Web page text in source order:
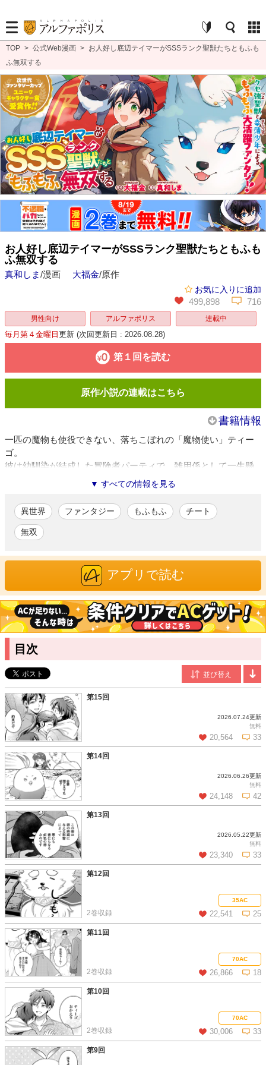
TOP > 公式Web漫画 > お人好し底辺テイマーがSSSランク聖獣たちともふも
ふ無双する
お人好し底辺テイマーがSSSランク聖獣たちともふも
ふ無双する
真和しま/漫画 大福金/原作
お気に入りに追加
499,898 716
男性向け アルファポリス 連載中
毎月第４金曜日更新 (次回更新日 : 2026.08.28)
第１回を読む
原作小説の連載はこちら
書籍情報
一匹の魔物も使役できない、落ちこぼれの「魔物使い」ティー
ゴ。
彼は幼馴染が結成した冒険者パーティで、雑用係として一生懸
ところが、ダンジョンの攻略中に事件が発生。
一行の前に、伝説の魔獣フェンリルが現れ、ティーゴは囮とし
て捨てられてしまう。
全てを諦めかけたその時──なんと、フェンリルの使役に成功！
に、ティーゴは「銀太」と命名する。
数々の聖獣との出会いが待つ、自由気ままな旅が始まった──！
次世代ファンタジーカップ「ユニークキャラクター賞」受賞の
人気小説が待望のコミカライズ！
真和しま
『私、僭越ながら天才ですの～その令嬢は非凡な推理力で愛の虚
実を看破する～』（COMIC ROOM 既刊３巻）、『大バカ令嬢
のフリをして婚約破棄を回避し続けてきたけれど、そろそろ限界
です！』（COMIC ROOM 全２巻）、『悪役令嬢ですが、破滅
フラグを全て受け入れて差し上げます！』（COMIC ROOM 全
２巻）など、多数の作品を手掛ける気鋭の作家。柔らかく繊細な
タッチと、かわいらしいキャラクター描写を得意とする。PNの読
み方は「まなか しま」。
大福金/原作
2021年3月から『何もテイム出来ない底辺テイマーの俺がSSSラ
ンクフェンリルをテイムしモフモフ無双する』をWEB上で連載開
始。
同年、「アルファポリス第１回次世代ファンタジーカップ」に
て、同作でユニークキャラクター賞を受賞し、改題・改稿の後に
書籍化を果たす。
もふもふをこよなく愛する、王様ポメラニアンの下僕。
▼ すべての情報を見る
異世界 ファンタジー もふもふ チート
無双
アプリで読む
目次
第15回
2026.07.24更新
無料
20,564 33
この話を読む コメントを見る
第14回
2026.06.26更新
無料
24,148 42
この話を読む コメントを見る
第13回
2026.05.22更新
無料
23,340 33
この話を読む コメントを見る
第12回
35AC
22,541 25
2巻収録
この話を読む コメントを見る
第11回
70AC
26,866 18
2巻収録
この話を読む コメントを見る
第10回
70AC
30,006 33
2巻収録
第9回